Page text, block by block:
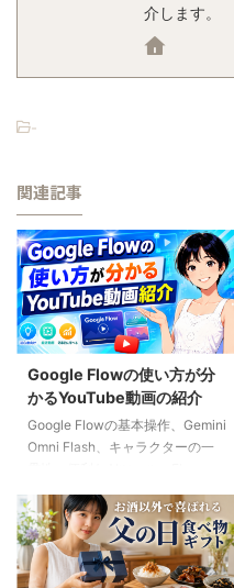
介します。
-
関連記事
Google Flowの使い方が分
かるYouTube動画の紹介
Google Flowの基本操作、Gemini
Omni Flash、キャラクターの一
研究室の長編動画18本を、目的別
に分かりやすく紹介します。